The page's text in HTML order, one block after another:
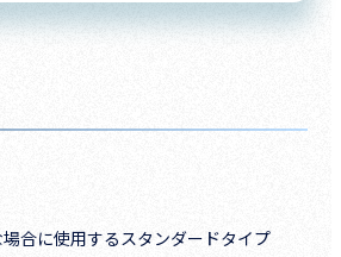
合に使用するスタンダードタイプ